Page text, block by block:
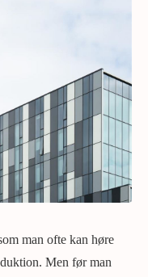
man ofte kan høre
Men før man